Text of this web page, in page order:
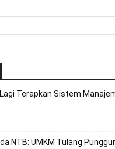
Terapkan Sistem
NTB: UMKM Tulang